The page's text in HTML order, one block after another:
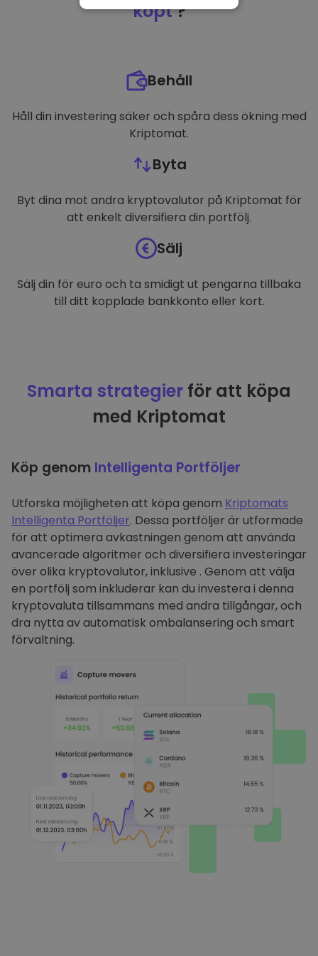
köpt?
Behåll
Håll din investering säker och spåra dess ökning med
Kriptomat.
Byta
Byt dina mot andra kryptovalutor på Kriptomat för
att enkelt diversifiera din portfölj.
Sälj
Sälj din för euro och ta smidigt ut pengarna tillbaka
till ditt kopplade bankkonto eller kort.
Smarta strategier för att köpa
med Kriptomat
Köp genom Intelligenta Portföljer
Utforska möjligheten att köpa genom Kriptomats
Intelligenta Portföljer. Dessa portföljer är utformade
för att optimera avkastningen genom att använda
avancerade algoritmer och diversifiera investeringar
över olika kryptovalutor, inklusive . Genom att välja
en portfölj som inkluderar kan du investera i denna
kryptovaluta tillsammans med andra tillgångar, och
dra nytta av automatisk ombalansering och smart
förvaltning.
PRESTANDA
FUNKTIONER